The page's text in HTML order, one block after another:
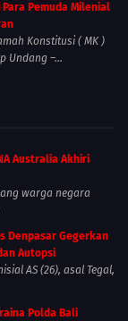
Pemuda Milenial
Konstitusi ( MK )
Undang –...
Australia Akhiri
warga negara
Denpasar Gegerkan
Autopsi
AS (26), asal Tegal,
Polda Bali